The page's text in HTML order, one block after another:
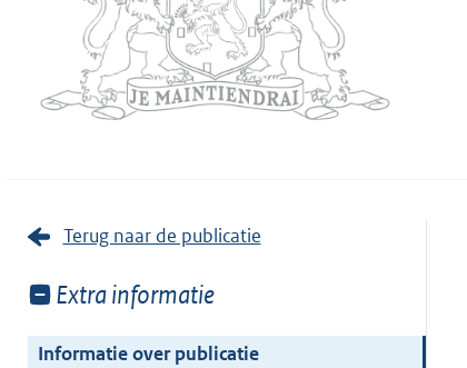
Terug naar de publicatie
Toon
van:
Extra informatie
Informatie over publicatie